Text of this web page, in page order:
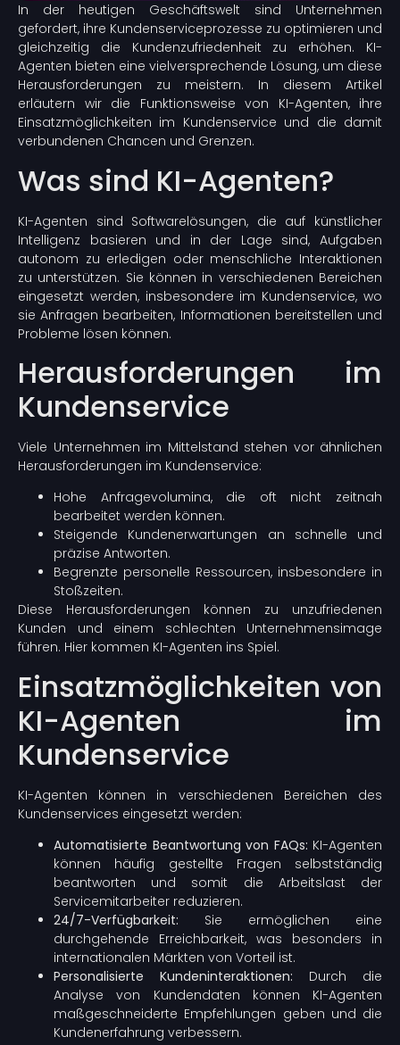
In der heutigen Geschäftswelt sind Unternehmen
gefordert, ihre Kundenserviceprozesse zu optimieren und
gleichzeitig die Kundenzufriedenheit zu erhöhen. KI-
Agenten bieten eine vielversprechende Lösung, um diese
Herausforderungen zu meistern. In diesem Artikel
erläutern wir die Funktionsweise von KI-Agenten, ihre
Einsatzmöglichkeiten im Kundenservice und die damit
verbundenen Chancen und Grenzen.
Was sind KI-Agenten?
KI-Agenten sind Softwarelösungen, die auf künstlicher
Intelligenz basieren und in der Lage sind, Aufgaben
autonom zu erledigen oder menschliche Interaktionen
zu unterstützen. Sie können in verschiedenen Bereichen
eingesetzt werden, insbesondere im Kundenservice, wo
sie Anfragen bearbeiten, Informationen bereitstellen und
Probleme lösen können.
Herausforderungen im
Kundenservice
Viele Unternehmen im Mittelstand stehen vor ähnlichen
Herausforderungen im Kundenservice:
Hohe Anfragevolumina, die oft nicht zeitnah
bearbeitet werden können.
Steigende Kundenerwartungen an schnelle und
präzise Antworten.
Begrenzte personelle Ressourcen, insbesondere in
Stoßzeiten.
Diese Herausforderungen können zu unzufriedenen
Kunden und einem schlechten Unternehmensimage
führen. Hier kommen KI-Agenten ins Spiel.
Einsatzmöglichkeiten von
KI-Agenten im
Kundenservice
KI-Agenten können in verschiedenen Bereichen des
Kundenservices eingesetzt werden:
Automatisierte Beantwortung von FAQs: KI-Agenten
können häufig gestellte Fragen selbstständig
beantworten und somit die Arbeitslast der
Servicemitarbeiter reduzieren.
24/7-Verfügbarkeit: Sie ermöglichen eine
durchgehende Erreichbarkeit, was besonders in
internationalen Märkten von Vorteil ist.
Personalisierte Kundeninteraktionen: Durch die
Analyse von Kundendaten können KI-Agenten
maßgeschneiderte Empfehlungen geben und die
Kundenerfahrung verbessern.